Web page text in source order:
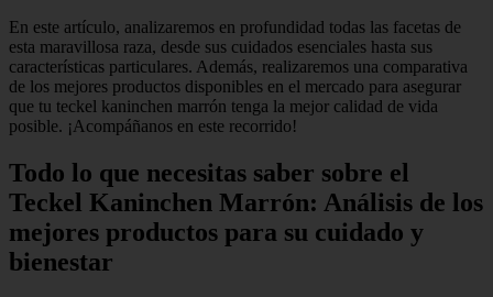
En este artículo, analizaremos en profundidad todas las facetas de
esta maravillosa raza, desde sus cuidados esenciales hasta sus
características particulares. Además, realizaremos una comparativa
de los mejores productos disponibles en el mercado para asegurar
que tu teckel kaninchen marrón tenga la mejor calidad de vida
posible. ¡Acompáñanos en este recorrido!
Todo lo que necesitas saber sobre el
Teckel Kaninchen Marrón: Análisis de los
mejores productos para su cuidado y
bienestar